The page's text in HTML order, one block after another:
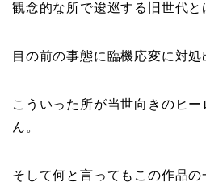
観念的な所で逡巡する旧世代と
目の前の事態に臨機応変に対処
こういった所が当世向きのヒ
ん。
そして何と言ってもこの作品の